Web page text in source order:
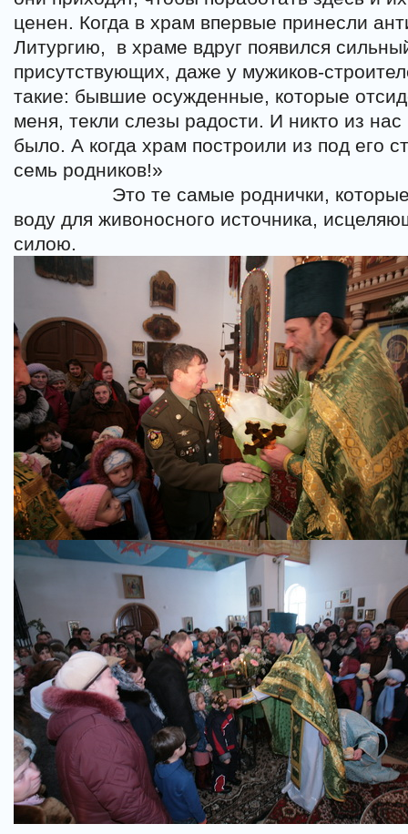
ценен. Когда в храм впервые принесли
Литургию,
в храме вдруг появился
присутствующих, даже у мужиков-
такие: бывшие осужденные, которые
меня, текли слезы радости. И никто из нас
было. А когда храм построили из под его
семь родников!»
Это те самые роднички,
воду для живоносного источника,
силою.